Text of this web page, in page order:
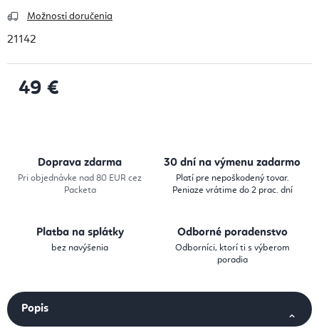
Možnosti doručenia
21142
49 €
Doprava zdarma
Pri objednávke nad 80 EUR cez
Packeta
30 dní na výmenu zadarmo
Platí pre nepoškodený tovar.
Peniaze vrátime do 2 prac. dní
Platba na splátky
bez navýšenia
Odborné poradenstvo
Odborníci, ktorí ti s výberom
poradia
Popis